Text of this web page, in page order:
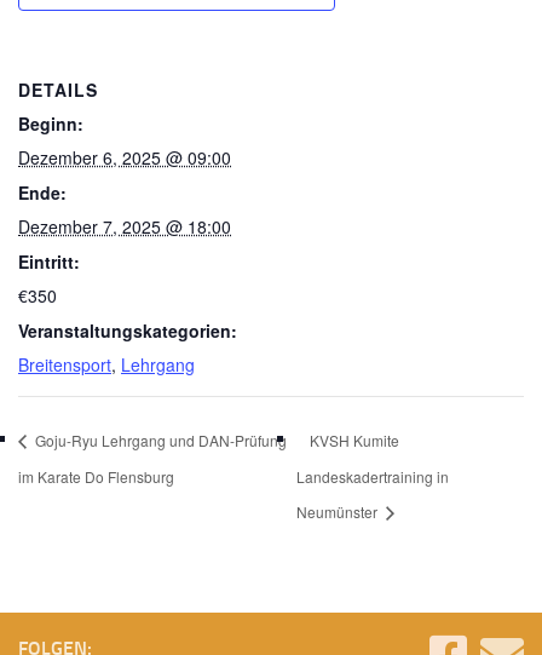
DETAILS
Beginn:
Dezember 6, 2025 @ 09:00
Ende:
Dezember 7, 2025 @ 18:00
Eintritt:
€350
Veranstaltungskategorien:
Breitensport, Lehrgang
Goju-Ryu Lehrgang und DAN-Prüfung
im Karate Do Flensburg
KVSH Kumite
Landeskadertraining in
Neumünster
FOLGEN: